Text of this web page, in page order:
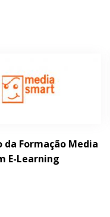
da Formação Media
E-Learning